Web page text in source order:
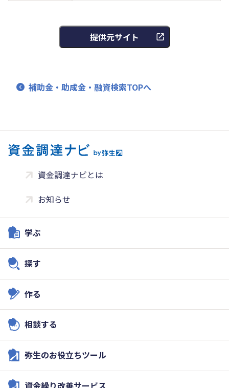
提供元サイト
補助金・助成金・融資検索TOPへ
資金調達ナビとは
お知らせ
学ぶ
探す
作る
相談する
弥生のお役立ちツール
資金繰り改善サービス